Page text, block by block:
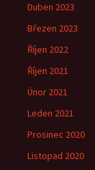
Duben 2023
Březen 2023
Říjen 2022
Říjen 2021
Únor 2021
Leden 2021
Prosinec 2020
Listopad 2020